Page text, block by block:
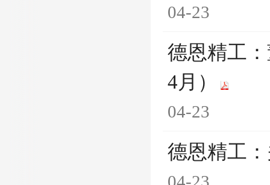
04-23
德恩精工
4月）
04-23
德恩精工